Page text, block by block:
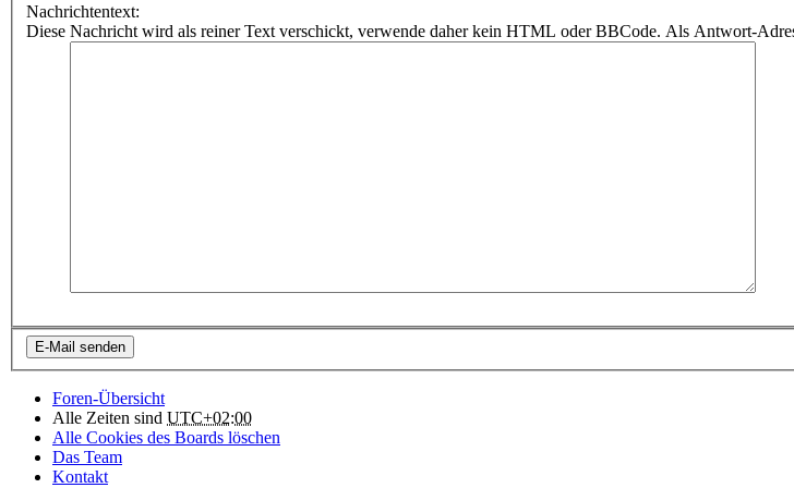
Nachrichtentext:
Diese Nachricht wird als reiner Text verschickt, verwende daher kein HTML oder BBCode. Als Antwort-
Foren-Übersicht
Alle Zeiten sind UTC+02:00
Alle Cookies des Boards löschen
Das Team
Kontakt